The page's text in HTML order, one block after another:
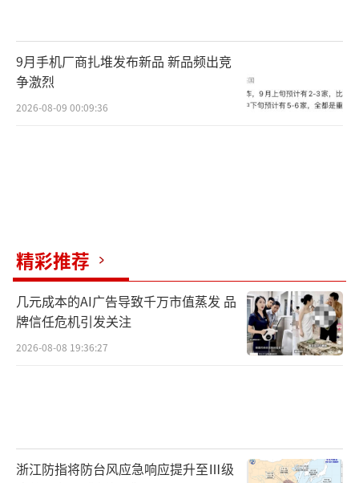
可。对于部分将虚假票房与二级市场联动以不
正当获利的公司，更应该向司法机关报案或提
起诉讼。同时，管理部门应继续升级票务销售
自律作用，一旦发现涉嫌造假，应立刻进行调
查取证，并向司法部门报案。另一方面，目前
相关技术早已成熟，应由广电总局等部门牵
头，在现有的城市网、全国网等收视率统计体
系之外，再引入实时收视率等新的数据统计方
网络视听节目方面，虽然目前此类节目众
多，数据也掌握在不同的视频网站手中，但建
9月手机厂商扎堆发布新品 新品频出竞
争激烈
2026-08-09 00:09:36
精彩推荐
几元成本的AI广告导致千万市值蒸发 品
牌信任危机引发关注
2026-08-08 19:36:27
浙江防指将防台风应急响应提升至Ⅲ级